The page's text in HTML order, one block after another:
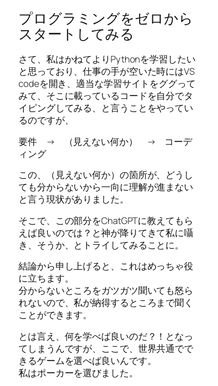
プログラミングをゼロから
スタートしてみる
さて、私はかねてよりPythonを学習したい
と思っており、仕事の手が空いた時にはVS
codeを開き、適当な学習サイトをググって
みて、そこに載っているコードを自分でタ
イピングしてみる、と言うことをやってい
るのですが、
要件 → （見えない何か） → コーデ
ィング
この、（見えない何か）の箇所が、どうし
ても分からないから一向に理解が進まない
と言う現状がありました。
そこで、この部分をChatGPTに教えてもら
えば良いのでは？と神が降りてきて私に囁
き、そうか、とトライしてみることに。
結論から申し上げると、これはめっちゃ役
に立ちます。
分からないところをガツガツ聞いても怒ら
れないので、私が納得するところまで聞く
ことができます。
とは言え、何を学べば良いのだ？！となっ
てしまうんですが、ここで、世界共通でで
きるゲームを選べば良いんです。
私はポーカーを選びました。